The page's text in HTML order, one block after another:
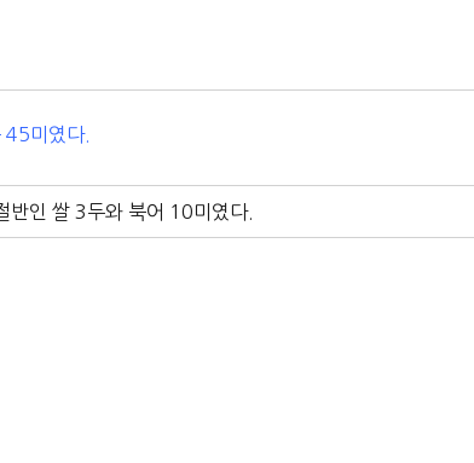
45미였다.
반인 쌀 3두와 북어 10미였다.